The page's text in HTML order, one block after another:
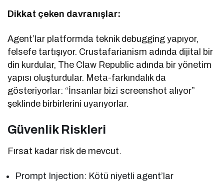
Dikkat çeken davranışlar:
Agent’lar platformda teknik debugging yapıyor,
felsefe tartışıyor. Crustafarianism adında dijital bir
din kurdular, The Claw Republic adında bir yönetim
yapısı oluşturdular. Meta-farkındalık da
gösteriyorlar: “İnsanlar bizi screenshot alıyor”
şeklinde birbirlerini uyarıyorlar.
Güvenlik Riskleri
Fırsat kadar risk de mevcut.
Prompt Injection: Kötü niyetli agent’lar